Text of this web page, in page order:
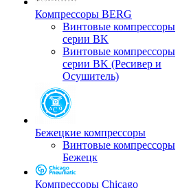
Компрессоры BERG
Винтовые компрессоры
серии BK
Винтовые компрессоры
серии BK (Ресивер и
Осушитель)
Бежецкие компрессоры
Винтовые компрессоры
Бежецк
Компрессоры Chicago